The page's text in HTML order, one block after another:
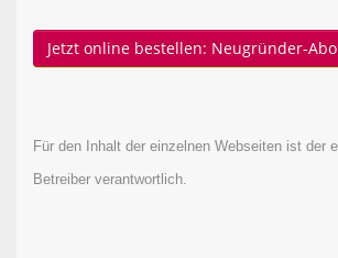
Jetzt online bestellen: Neugründer-Abo
Für den Inhalt der einzelnen Webseiten ist der
Betreiber verantwortlich.